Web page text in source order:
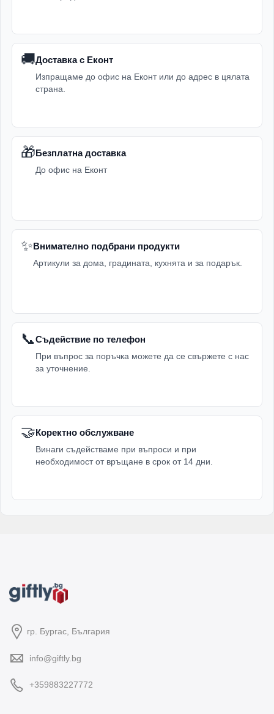
🚚Доставка с Еконт
Изпращаме до офис на Еконт или до адрес в цялата
страна.
🎁Безплатна доставка
До офис на Еконт
✨Внимателно подбрани продукти
Артикули за дома, градината, кухнята и за подарък.
📞Съдействие по телефон
При въпрос за поръчка можете да се свържете с нас
за уточнение.
🤝Коректно обслужване
Винаги съдействаме при въпроси и при
необходимост от връщане в срок от 14 дни.
гр. Бургас, България
info@giftly.bg
+359883227772